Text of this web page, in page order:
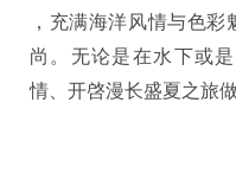
，充满海洋风情与色
尚。无论是在水下或
情、开啓漫长盛夏之旅